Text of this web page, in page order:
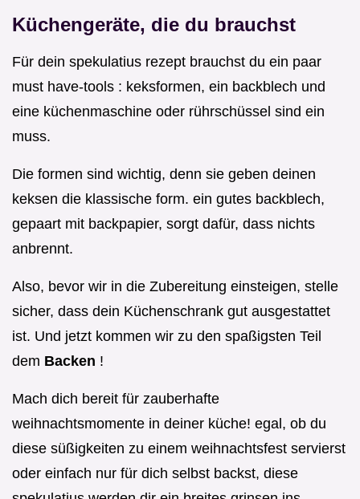
Küchengeräte, die du brauchst
Für dein spekulatius rezept brauchst du ein paar
must have-tools : keksformen, ein backblech und
eine küchenmaschine oder rührschüssel sind ein
muss.
Die formen sind wichtig, denn sie geben deinen
keksen die klassische form. ein gutes backblech,
gepaart mit backpapier, sorgt dafür, dass nichts
anbrennt.
Also, bevor wir in die Zubereitung einsteigen, stelle
sicher, dass dein Küchenschrank gut ausgestattet
ist. Und jetzt kommen wir zu den spaßigsten Teil
dem Backen !
Mach dich bereit für zauberhafte
weihnachtsmomente in deiner küche! egal, ob du
diese süßigkeiten zu einem weihnachtsfest servierst
oder einfach nur für dich selbst backst, diese